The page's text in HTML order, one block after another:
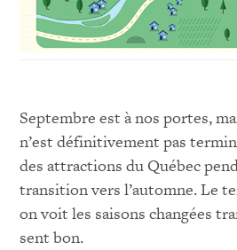
Septembre est à nos portes,
n’est définitivement pas
des attractions du Québec
transition vers l’automne. Le
on voit les saisons changées
sent bon.